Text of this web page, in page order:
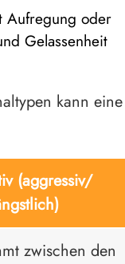
Aufregung oder
Gelassenheit
kann eine
(aggressiv/
zwischen den